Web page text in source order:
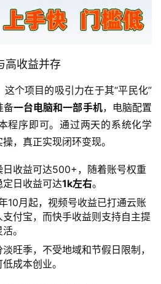
高收益并存
个项目的吸引力在于其“平民化”
备一台电脑和一部手机，电脑配置
程序即可。通过两天的系统化学
，真正实现闭环变现。
日收益可达500+，随着账号权重
日收益可达1k左右。
10月起，视频号收益已打通云账
付宝，而快手收益则支持自主提
。
旺季，不受地域和节假日限制，
成本创业。